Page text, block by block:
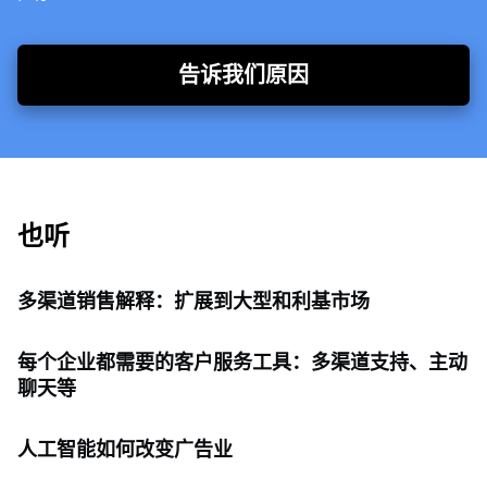
告诉我们原因
也听
多渠道销售解释：扩展到大型和利基市场
每个企业都需要的客户服务工具：多渠道支持、主动
聊天等
人工智能如何改变广告业